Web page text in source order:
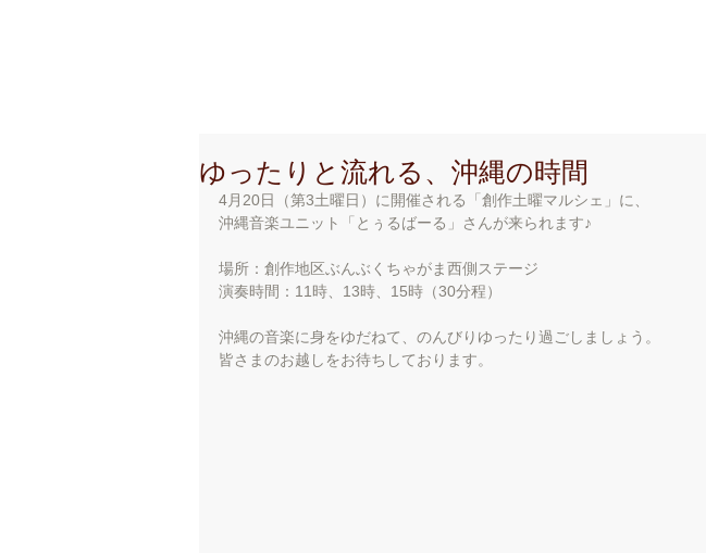
ゆったりと流れる、沖縄の時間
4月20日（第3土曜日）に開催される「創作土曜マルシェ」に、
沖縄音楽ユニット「とぅるばーる」さんが来られます♪
場所：創作地区ぶんぶくちゃがま西側ステージ
演奏時間：11時、13時、15時（30分程）
沖縄の音楽に身をゆだねて、のんびりゆったり過ごしましょう。
皆さまのお越しをお待ちしております。